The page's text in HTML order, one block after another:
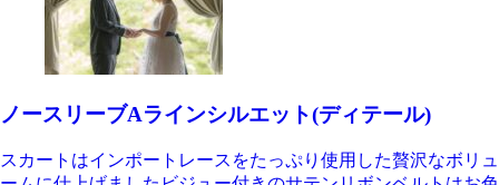
ノースリーブAラインシルエット(ディテール)
スカートはインポートレースをたっぷり使用した贅沢なボリュ